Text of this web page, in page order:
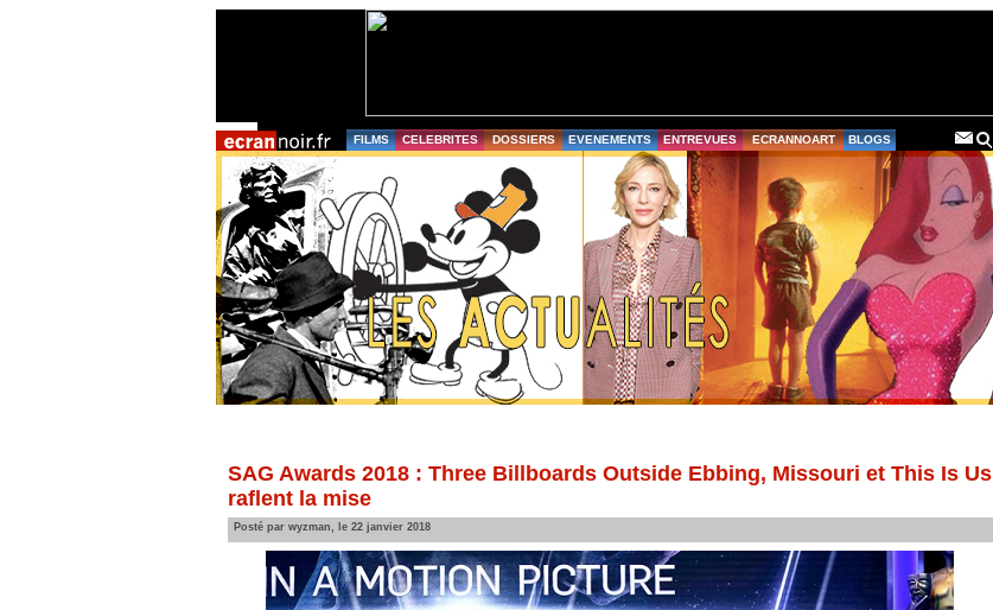
FILMS CELEBRITES DOSSIERS EVENEMENTS ENTREVUES ECRANNOART BLOGS
SAG Awards 2018 : Three Billboards Outside Ebbing, Missouri et This Is Us
raflent la mise
Posté par wyzman, le 22 janvier 2018